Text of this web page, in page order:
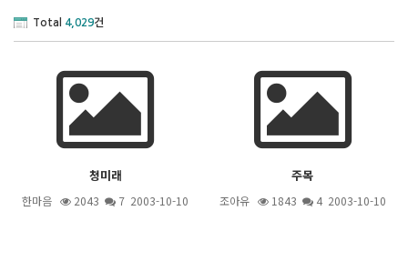
Total 4,029건
청미래
한마음 2043 7 2003-10-10
주목
조아유 1843 42003-10-10